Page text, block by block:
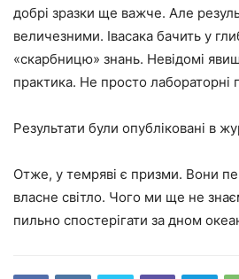
добрі зразки ще важче. Але
величезними. Івасака бачить у
«скарбницю» знань. Невідомі
практика. Не просто лабораторні
Результати були опубліковані в
Отже, у темряві є призми. Вони
власне світло. Чого ми ще не
пильно спостерігати за дном